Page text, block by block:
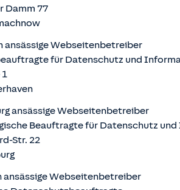
Damm 77
ansässige Webseitenbetreiber
für Datenschutz und
ansässige Webseitenbetreiber
Beauftragte für Datenschutz
Str. 22
ansässige Webseitenbetreiber